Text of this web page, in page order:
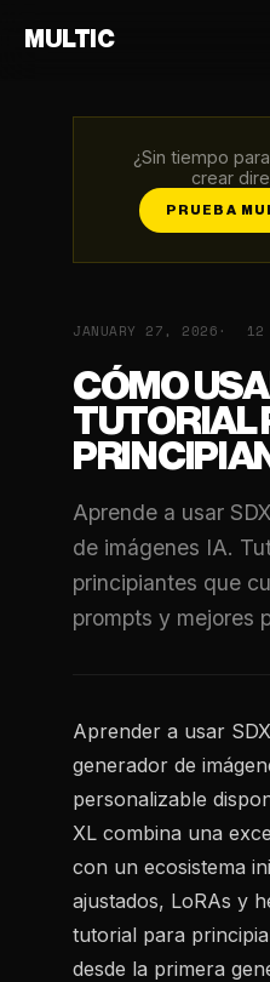
MULTIC
¿Sin tiempo
crear
PRUEBA
JANUARY 27, 2026 12
CÓMO
TUTORIAL
Aprende a usar
de imágenes IA.
principiantes que
prompts y mejores
Aprender a usar
generador de
personalizable
XL combina una
con un ecosistema
ajustados, LoRAs y
tutorial para
desde la primera